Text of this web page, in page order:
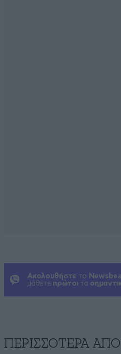
Ακολουθήστε το
μάθετε πρώτοι τα
ΠΕΡΙΣΣΟΤΕΡΑ ΑΠΟ